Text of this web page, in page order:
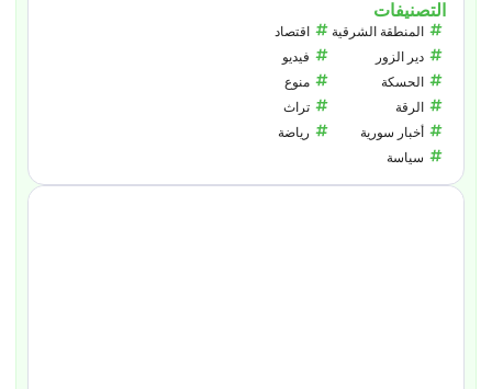
التصنيفات
المنطقة الشرقية
دير الزور
الحسكة
الرقة
أخبار سورية
سياسة
اقتصاد
فيديو
منوع
تراث
رياضة